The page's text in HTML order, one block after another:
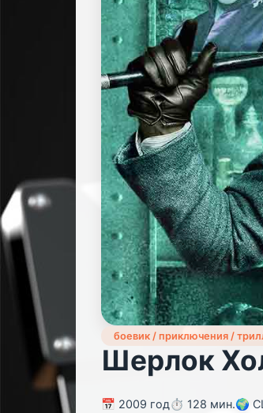
боевик / приключения /
Шерлок
📅 2009 год⏱️ 128 мин.🌍